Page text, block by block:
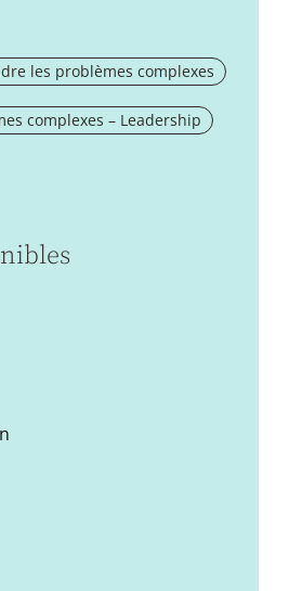
les problèmes complexes
complexes – Leadership